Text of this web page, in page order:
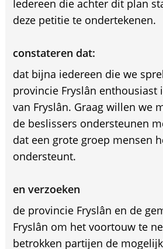
Iedereen die achter dit plan
deze petitie te ondertekenen.
constateren dat:
dat bijna iedereen die we
provincie Fryslân enthousiast
van Fryslân. Graag willen we
de beslissers ondersteunen
dat een grote groep mensen
ondersteunt.
en verzoeken
de provincie Fryslân en de
Fryslân om het voortouw te
betrokken partijen de